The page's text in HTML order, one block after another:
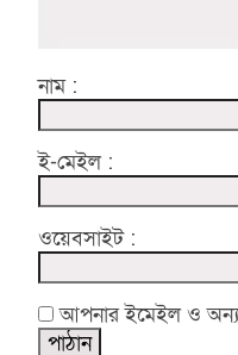
নাম :
ই-মেইল :
ওয়েবসাইট :
আপনার ইমেইল ও